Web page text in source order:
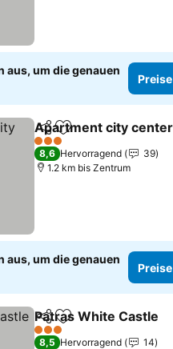
aus, um die genauen
TeilenZu Favoriten
Apartment city center
3 Sterne
8,6 Hervorragend
39
1.2 km bis Zentrum
aus, um die genauen
TeilenZu Favoriten
Patras White Castle
3 Sterne
8,5 Hervorragend
14